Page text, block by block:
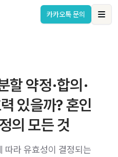
카카오톡 문의
할 약정·합의·
있을까? 혼인
의 모든 것
따라 유효성이 결정되는